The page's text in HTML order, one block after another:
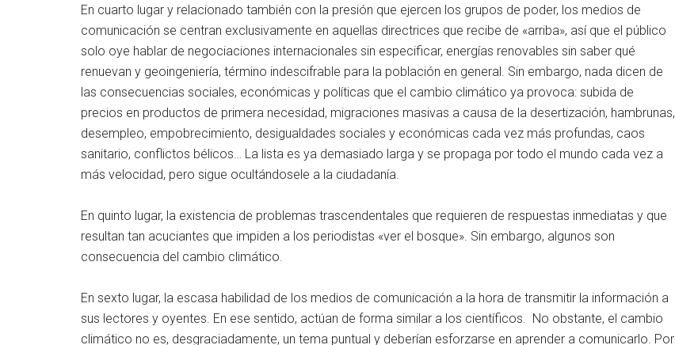
En cuarto lugar y relacionado también con la presión que ejercen los grupos de poder, los medios de
comunicación se centran exclusivamente en aquellas directrices que recibe de «arriba», así que el público
solo oye hablar de negociaciones internacionales sin especificar, energías renovables sin saber qué
renuevan y geoingeniería, término indescifrable para la población en general. Sin embargo, nada dicen de
las consecuencias sociales, económicas y políticas que el cambio climático ya provoca: subida de
precios en productos de primera necesidad, migraciones masivas a causa de la desertización, hambrunas,
desempleo, empobrecimiento, desigualdades sociales y económicas cada vez más profundas, caos
sanitario, conflictos bélicos… La lista es ya demasiado larga y se propaga por todo el mundo cada vez a
más velocidad, pero sigue ocultándosele a la ciudadanía.
En quinto lugar, la existencia de problemas trascendentales que requieren de respuestas inmediatas y que
resultan tan acuciantes que impiden a los periodistas «ver el bosque». Sin embargo, algunos son
consecuencia del cambio climático.
En sexto lugar, la escasa habilidad de los medios de comunicación a la hora de transmitir la información a
sus lectores y oyentes. En ese sentido, actúan de forma similar a los científicos. No obstante, el cambio
climático no es, desgraciadamente, un tema puntual y deberían esforzarse en aprender a comunicarlo. Por